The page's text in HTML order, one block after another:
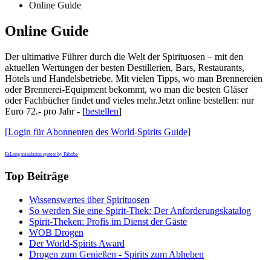
Online Guide
Online Guide
Der ultimative Führer durch die Welt der Spirituosen – mit den
aktuellen Wertungen der besten Destillerien, Bars, Restaurants,
Hotels und Handelsbetriebe. Mit vielen Tipps, wo man Brennereien
oder Brennerei-Equipment bekommt, wo man die besten Gläser
oder Fachbücher findet und vieles mehr.Jetzt online bestellen: nur
Euro 72.- pro Jahr - [bestellen]
[Login für Abonnenten des World-Spirits Guide]
FaLang translation system by Faboba
Top Beiträge
Wissenswertes über Spirituosen
So werden Sie eine Spirit-Thek: Der Anforderungskatalog
Spirit-Theken: Profis im Dienst der Gäste
WOB Drogen
Der World-Spirits Award
Drogen zum Genießen - Spirits zum Abheben